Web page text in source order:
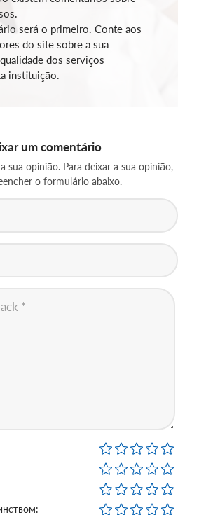
será o primeiro. Conte aos
do site sobre a sua
dos serviços
instituição.
um comentário
sua opinião. Para deixar a sua opinião,
o formulário abaixo.